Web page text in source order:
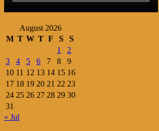
August 2026
M T W T F S
S
1
2
3
4 5 6 7 8
9
10 11 12 13 14 15 16
17 18 19 20 21 22 23
24 25 26 27 28 29 30
31
« Jul